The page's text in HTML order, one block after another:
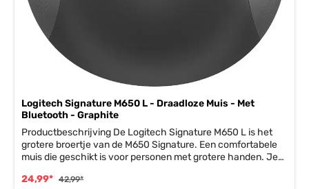
Logitech Signature M650 L - Draadloze Muis - Met
Bluetooth - Graphite
Productbeschrijving De Logitech Signature M650 L is het
grotere broertje van de M650 Signature. Een comfortabele
muis die geschikt is voor personen met grotere handen. Je
twee jaar meegaat. Daarnaast is deze muis voor 65%
24,99* 42,99*